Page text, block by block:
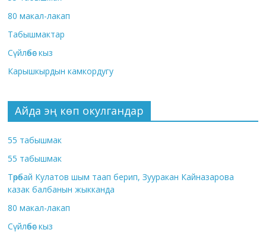
80 макал-лакап
Табышмактар
Сүйлөбөс кыз
Карышкырдын камкордугу
Айда эң көп окулгандар
55 табышмак
55 табышмак
Төрөбай Кулатов шым таап берип, Зууракан Кайназарова
казак балбанын жыкканда
80 макал-лакап
Сүйлөбөс кыз